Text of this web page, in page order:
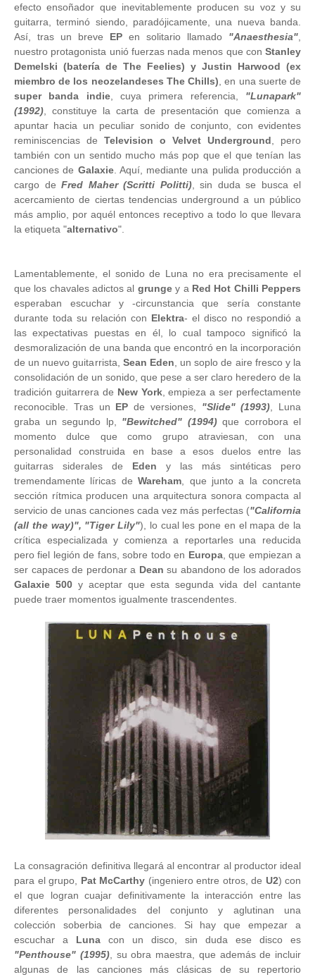
efecto ensoñador que inevitablemente producen su voz y su
guitarra, terminó siendo, paradójicamente, una nueva banda.
Así, tras un breve EP en solitario llamado "Anaesthesia",
nuestro protagonista unió fuerzas nada menos que con Stanley
Demelski (batería de The Feelies) y Justin Harwood (ex
miembro de los neozelandeses The Chills), en una suerte de
super banda indie, cuya primera referencia, "Lunapark"
(1992), constituye la carta de presentación que comienza a
apuntar hacia un peculiar sonido de conjunto, con evidentes
reminiscencias de Television o Velvet Underground, pero
también con un sentido mucho más pop que el que tenían las
canciones de Galaxie. Aquí, mediante una pulida producción a
cargo de Fred Maher (Scritti Politti), sin duda se busca el
acercamiento de ciertas tendencias underground a un público
más amplio, por aquél entonces receptivo a todo lo que llevara
la etiqueta "alternativo".
Lamentablemente, el sonido de Luna no era precisamente el
que los chavales adictos al grungey a Red Hot Chilli Peppers
esperaban escuchar y -circunstancia que sería constante
durante toda su relación con Elektra- el disco no respondió a
las expectativas puestas en él, lo cual tampoco significó la
desmoralización de una banda que encontró en la incorporación
de un nuevo guitarrista, Sean Eden, un soplo de aire fresco y la
consolidación de un sonido, que pese a ser claro heredero de la
tradición guitarrera de New York, empieza a ser perfectamente
reconocible. Tras un EP de versiones, "Slide" (1993), Luna
graba un segundo lp, "Bewitched" (1994)que corrobora el
momento dulce que como grupo atraviesan, con una
personalidad construida en base a esos duelos entre las
guitarras siderales de Eden y las más sintéticas pero
tremendamente líricas deWareham, que junto a la concreta
sección rítmica producen una arquitectura sonora compacta al
servicio de unas canciones cada vez más perfectas ("California
(all the way)", "Tiger Lily"), lo cual les pone en el mapa de la
crítica especializada y comienza a reportarles una reducida
pero fiel legión de fans, sobre todo en Europa, que empiezan a
ser capaces de perdonar a Dean su abandono de los adorados
Galaxie 500 y aceptar que esta segunda vida del cantante
puede traer momentos igualmente trascendentes.
La consagración definitiva llegará al encontrar al productor ideal
para el grupo, Pat McCarthy (ingeniero entre otros, de U2) con
el que logran cuajar definitivamente la interacción entre las
diferentes personalidades del conjunto y aglutinan una
colección soberbia de canciones. Si hay que empezar a
escuchar a Luna con un disco, sin duda ese disco es
"Penthouse" (1995), su obra maestra, que además de incluir
algunas de las canciones más clásicas de su repertorio